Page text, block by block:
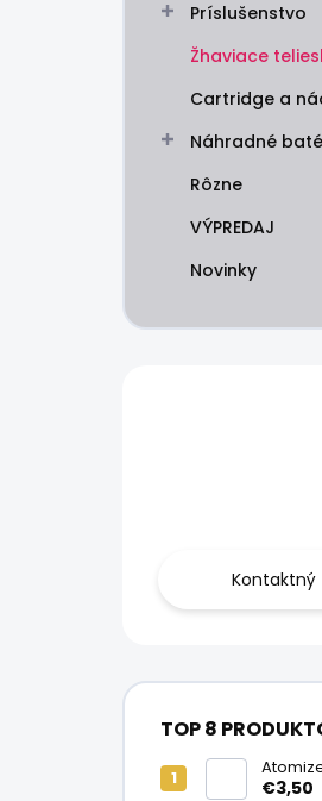
Príslušenstvo
Žhaviace
Cartridge a
Náhradné
Rôzne
VÝPREDAJ
Novinky
TOP 8
Kamry
€3,50